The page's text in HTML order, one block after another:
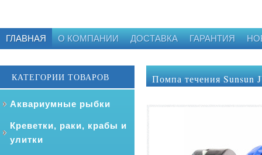
ГЛАВНАЯ О КОМПАНИИ ДОСТАВКА ГАРАНТИЯ
КАТЕГОРИИ ТОВАРОВ
Аквариумные рыбки
Креветки, раки, крабы и
улитки
Помпа течения Sunsun